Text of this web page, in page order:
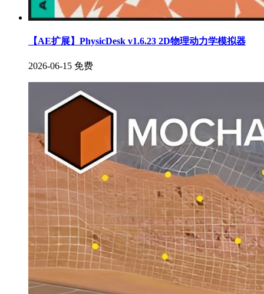
【AE扩展】PhysicDesk v1.6.23 2D物理动力学模拟器
2026-06-15 免费